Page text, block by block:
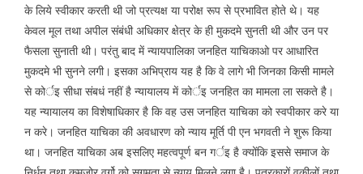
के लिये स्वीकार करती थी जो प्रत्यक्ष या परोक्ष रूप से प्रभावित होते थे। यह
केवल मूल तथा अपील संबंधी अधिकार क्षेत्र के ही मुकदमे सुनती थी और उन पर
फैसला सुनाती थी। परंतु बाद में न्यायपालिका जनहित याचिकाओ पर आधारित
मुकदमे भी सुनने लगी। इसका अभिप्राय यह है कि वे लागे भी जिनका किसी मामले
से कोर्इ सीधा संबधं नहीं है न्यायालय में कोर्इ जनहित का मामला ला सकते है।
यह न्यायालय का विशेषाधिकार है कि वह उस जनहित याचिका को स्वपीकार करे या
न करे। जनहित याचिका की अवधारण को न्याय मूर्ति पी एन भगवती ने शुरू किया
था। जनहित याचिका अब इसलिए महत्वपूर्ण बन गर्इ है क्योंकि इससे समाज के